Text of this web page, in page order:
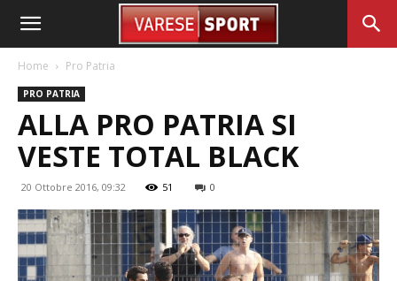
Home Pro Patria
PRO PATRIA
ALLA PRO PATRIA SI
VESTE TOTAL BLACK
20 Ottobre 2016, 09:32 51 0